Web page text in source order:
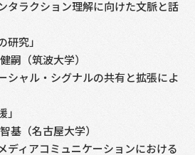
ン理解に向けた文脈と話
」
波大学）
グナルの共有と拡張によ
古屋大学）
ュニケーションにおける